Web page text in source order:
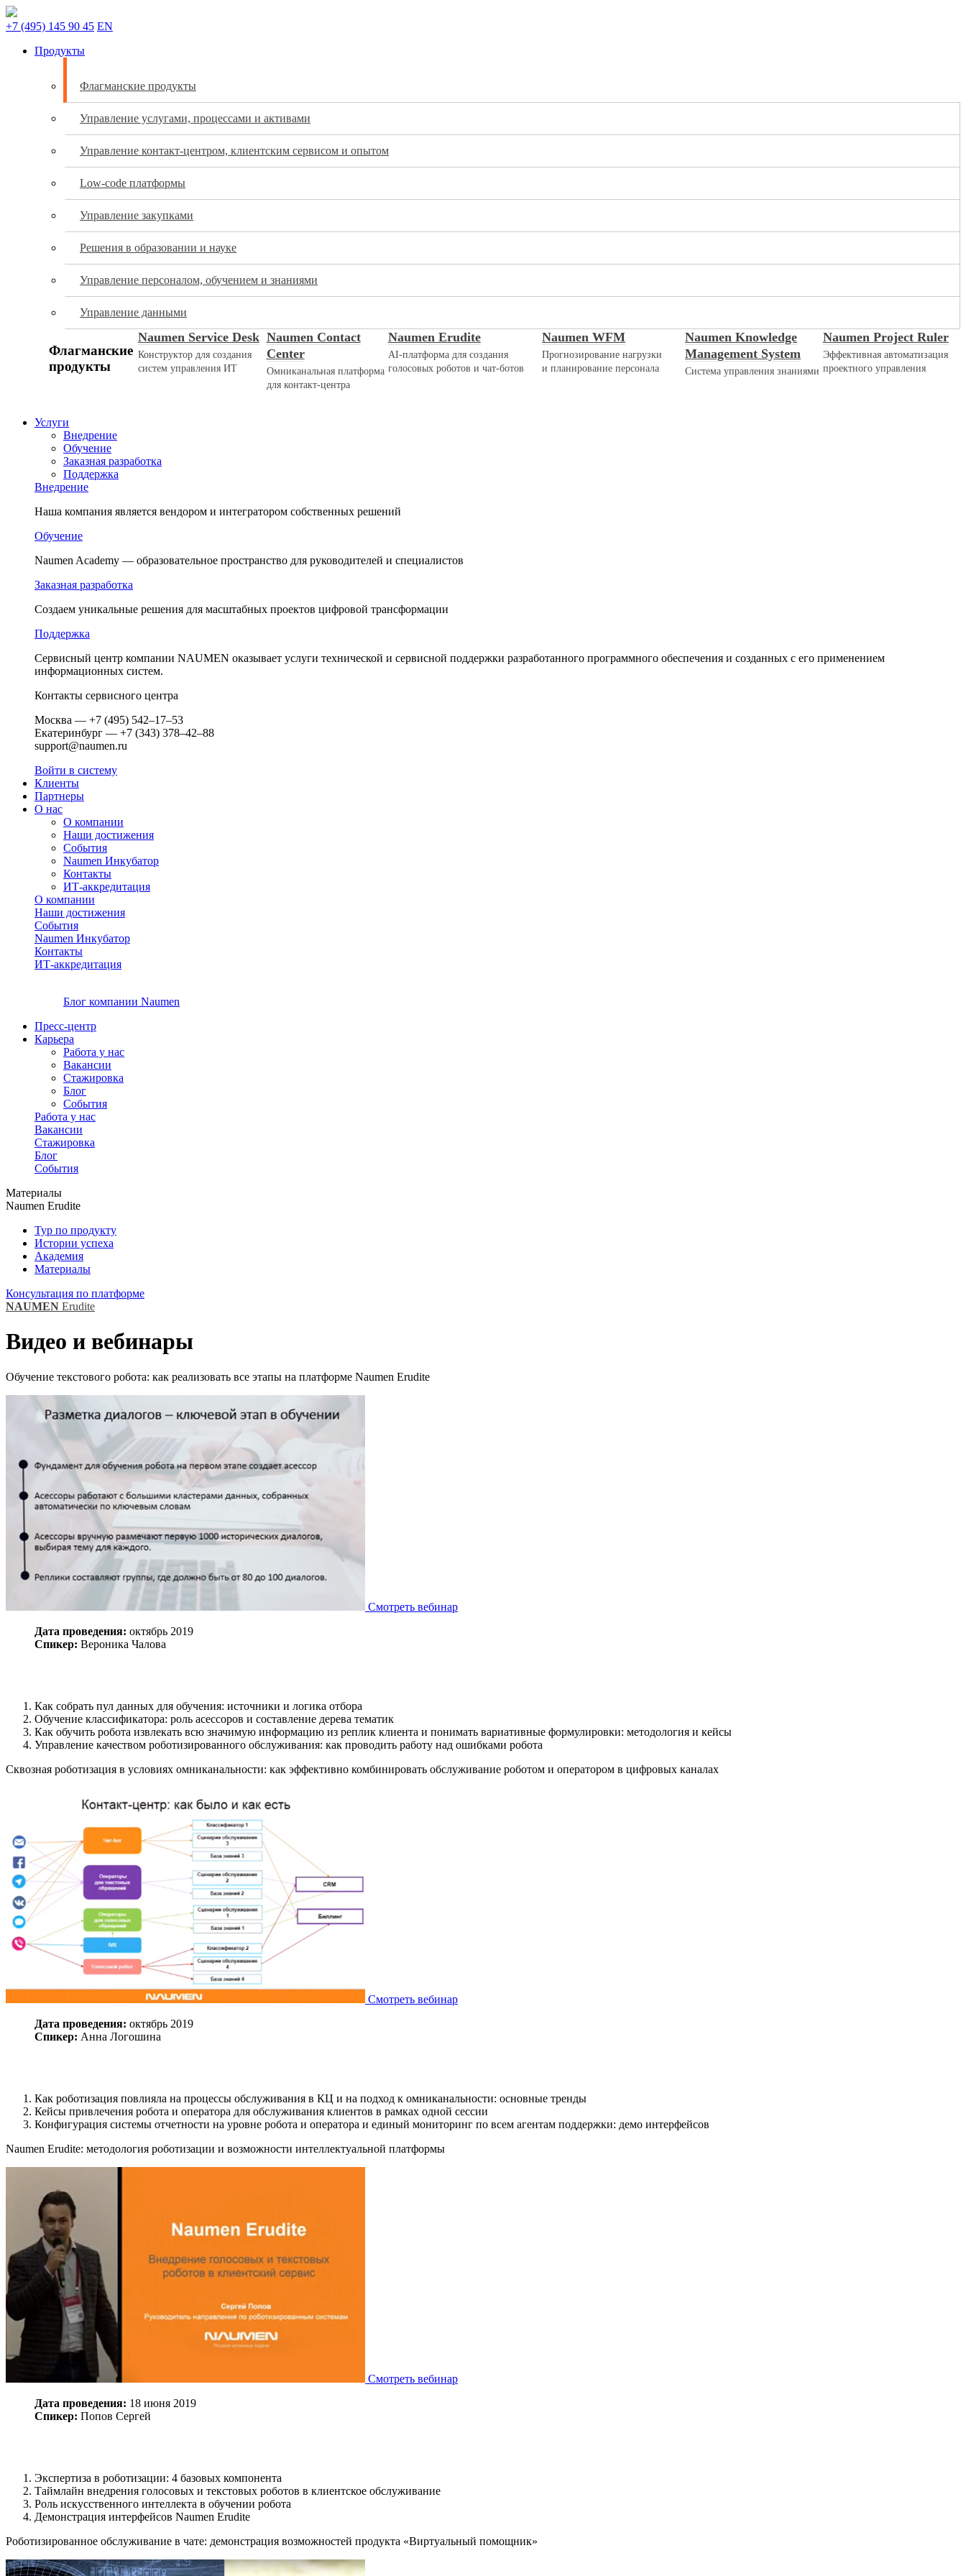
+7 (495) 145 90 45 EN
Продукты
Флагманские продукты
Управление услугами, процессами и активами
Управление контакт-центром, клиентским сервисом и опытом
Low-code платформы
Управление закупками
Решения в образовании и науке
Управление персоналом, обучением и знаниями
Управление данными
Флагманские
продукты
Naumen Service Desk
Конструктор для создания
систем управления ИТ
Naumen Contact
Center
Омниканальная платформа
для контакт-центра
Naumen Erudite
AI-платформа для создания
голосовых роботов и чат-ботов
Naumen WFM
Прогнозирование нагрузки
и планирование персонала
Naumen Knowledge
Management System
Система управления знаниями
Naumen Project Ruler
Эффективная автоматизация
проектного управления
Услуги
Внедрение
Обучение
Заказная разработка
Поддержка
Внедрение
Наша компания является вендором и интегратором собственных решений
Обучение
Naumen Academy — образовательное пространство для руководителей и специалистов
Заказная разработка
Создаем уникальные решения для масштабных проектов цифровой трансформации
Поддержка
Сервисный центр компании NAUMEN оказывает услуги технической и сервисной поддержки разработанного программного обеспечения и созданных c его применением
информационных систем.
Контакты сервисного центра
Москва — +7 (495) 542–17–53
Екатеринбург — +7 (343) 378–42–88
support@naumen.ru
Войти в систему
Клиенты
Партнеры
О нас
О компании
Наши достижения
События
Naumen Инкубатор
Контакты
ИТ-аккредитация
О компании
Наши достижения
События
Naumen Инкубатор
Контакты
ИТ-аккредитация
Блог компании Naumen
Пресс-центр
Карьера
Работа у нас
Вакансии
Стажировка
Блог
События
Работа у нас
Вакансии
Стажировка
Блог
События
Материалы
Naumen Erudite
Тур по продукту
Истории успеха
Академия
Материалы
Консультация по платформе
NAUMEN Erudite
Видео и вебинары
Обучение текстового робота: как реализовать все этапы на платформе Naumen Erudite
Смотреть вебинар
Дата проведения: октябрь 2019
Спикер: Вероника Чалова
Как собрать пул данных для обучения: источники и логика отбора
Обучение классификатора: роль асессоров и составление дерева тематик
Как обучить робота извлекать всю значимую информацию из реплик клиента и понимать вариативные формулировки: методология и кейсы
Управление качеством роботизированного обслуживания: как проводить работу над ошибками робота
Сквозная роботизация в условиях омниканальности: как эффективно комбинировать обслуживание роботом и оператором в цифровых каналах
Смотреть вебинар
Дата проведения: октябрь 2019
Спикер: Анна Логошина
Как роботизация повлияла на процессы обслуживания в КЦ и на подход к омниканальности: основные тренды
Кейсы привлечения робота и оператора для обслуживания клиентов в рамках одной сессии
Конфигурация системы отчетности на уровне робота и оператора и единый мониторинг по всем агентам поддержки: демо интерфейсов
Naumen Erudite: методология роботизации и возможности интеллектуальной платформы
Смотреть вебинар
Дата проведения: 18 июня 2019
Спикер: Попов Сергей
Экспертиза в роботизации: 4 базовых компонента
Таймлайн внедрения голосовых и текстовых роботов в клиентское обслуживание
Роль искусственного интеллекта в обучении робота
Демонстрация интерфейсов Naumen Erudite
Роботизированное обслуживание в чате: демонстрация возможностей продукта «Виртуальный помощник»